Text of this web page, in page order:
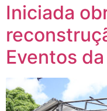
Iniciada
Eventos da